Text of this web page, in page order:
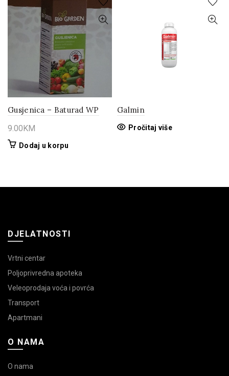
Gusjenica – Baturad WP
9.00KM
Dodaj u korpu
Galmin
Pročitaj više
DJELATNOSTI
Vrtni centar
Poljoprivredna apoteka
Veleoprodaja voća i povrća
Transport
Apartmani
O NAMA
O nama